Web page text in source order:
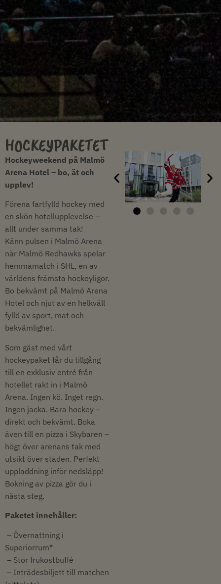
HOCKEYPAKETET
Hockeyweekend på Malmö
Arena Hotel – bo, ät och
upplev!
Förena fartfylld hockey med
en skön hotellupplevelse –
allt under samma tak!
Känn pulsen i Malmö Arena
när Malmö Redhawks spelar
hemmamatch i SHL, en av
världens främsta hockeyligor.
Bo bekvämt på Malmö Arena
Hotel och njut av en helkväll
fylld av sport, mat och
bekvämlighet.
Som gäst med vårt
hockeypaket får du tillgång
till en exklusiv entré från
hotellet rakt in i Malmö
Arena. Ingen kö. Inget regn.
Ingen jacka. Bara hockey –
direkt och bekvämt. Boka
även till en pizza i Skybaren –
högt över arenans tak med
utsikt över staden. Perfekt
uppladdning inför nedsläpp!
Bokning av pizza gör du i
nästa steg.
Paketet innehåller:
– Övernattning i
Superiorrum*
– Stor frukostbuffé
– Inträdesbiljett till matchen